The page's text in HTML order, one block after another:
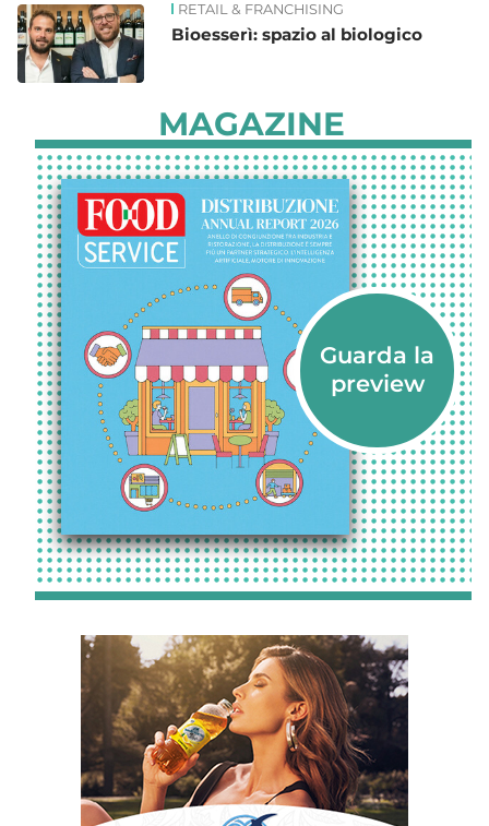
News RETAIL & FRANCHISING
Bioesserì: spazio al biologico
MAGAZINE